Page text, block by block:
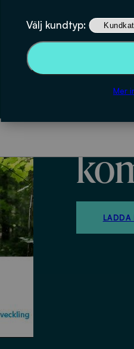
Välj kundtyp:
Mer
LADDA